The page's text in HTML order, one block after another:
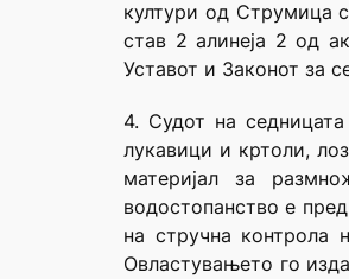
култури од Струмица
став 2 алинеја 2 од
Уставот и Законот за
4. Судот на
лукавици и кртоли,
материјал за
водостопанство е
на стручна контрола
Овластувањето го